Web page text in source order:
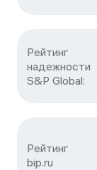
Рейтинг
надежности
S&P Global:
Рейтинг
bip.ru